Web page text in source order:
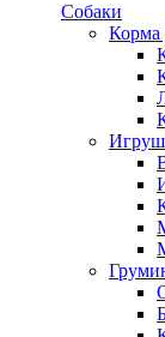
Собаки
Корма